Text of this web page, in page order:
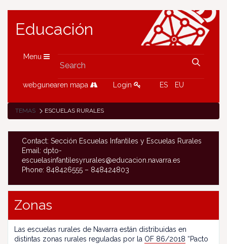
Educación
Menu
webgunearen mapa Login ES EU
TEMAS ESCUELAS RURALES
Contact: Sección Escuelas Infantiles y Escuelas Rurales
Email: dpto-
escuelasinfantilesyrurales@educacion.navarra.es
Phone: 848426555 – 848424803
Zonas
Las escuelas rurales de Navarra están distribuidas en
distintas zonas rurales reguladas por la OF 86/2018 “Pacto